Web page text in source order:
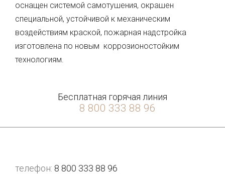
оснащен системой самотушения, окрашен
специальной, устойчивой к механическим
воздействиям краской, пожарная надстройка
изготовлена по новым коррозионостойким
технологиям.
Бесплатная горячая линия
8 800 333 88 96
телефон: 8 800 333 88 96